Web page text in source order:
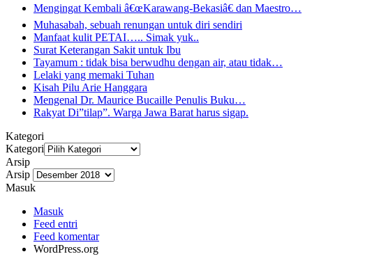
Mengingat Kembali â€œKarawang-Bekasiâ€ dan Maestro…
Muhasabah, sebuah renungan untuk diri sendiri
Manfaat kulit PETAI….. Simak yuk..
Surat Keterangan Sakit untuk Ibu
Tayamum : tidak bisa berwudhu dengan air, atau tidak…
Lelaki yang memaki Tuhan
Kisah Pilu Arie Hanggara
Mengenal Dr. Maurice Bucaille Penulis Buku…
Rakyat Di”tilap”. Warga Jawa Barat harus sigap.
Kategori
Kategori
Arsip
Arsip
Masuk
Masuk
Feed entri
Feed komentar
WordPress.org